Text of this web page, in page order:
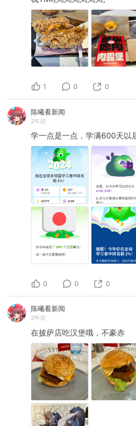
1 0 0
陈曦看新闻
2年前
学一点是一点，学满600天以
0 0 0
陈曦看新闻
2年前
在披萨店吃汉堡哦，不豪赤